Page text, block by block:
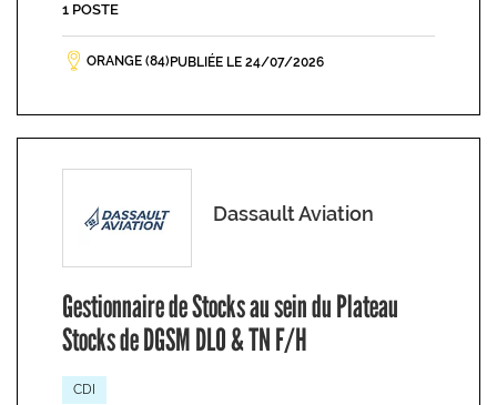
1 POSTE
ORANGE (84) PUBLIÉE LE 24/07/2026
Dassault Aviation
Gestionnaire de Stocks au sein du Plateau
Stocks de DGSM DLO & TN F/H
CDI